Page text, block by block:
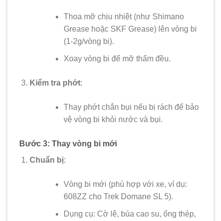
Thoa mỡ chịu nhiệt (như Shimano
Grease hoặc SKF Grease) lên vòng bi
(1-2g/vòng bi).
Xoay vòng bi để mỡ thấm đều.
Kiểm tra phớt:
Thay phớt chắn bụi nếu bị rách để bảo
vệ vòng bi khỏi nước và bụi.
Bước 3: Thay vòng bi mới
Chuẩn bị:
Vòng bi mới (phù hợp với xe, ví dụ:
608ZZ cho Trek Domane SL 5).
Dụng cụ: Cờ lê, búa cao su, ống thép,